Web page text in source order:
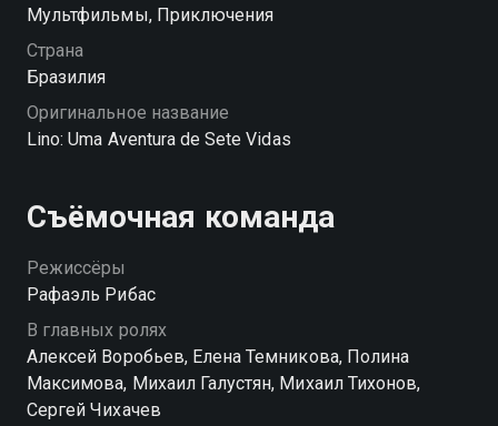
другое: когтистые лапы, пушистую шерсть и
длинный хвост. Оказавшись в теле животного, Лео
сталкивается с совершенно новым миром и должен
научиться справляться с жизненными трудностями
по-другому, теперь уже в совершенно другой роли.
«Плюшевый монстр» — смотрите онлайн в хорошем
Мультфильмы, Приключения
Страна
Бразилия
Оригинальное название
Lino: Uma Aventura de Sete Vidas
Съёмочная команда
Режиссёры
Рафаэль Рибас
В главных ролях
Алексей Воробьев, Елена Темникова, Полина
Максимова, Михаил Галустян, Михаил Тихонов,
Сергей Чихачев